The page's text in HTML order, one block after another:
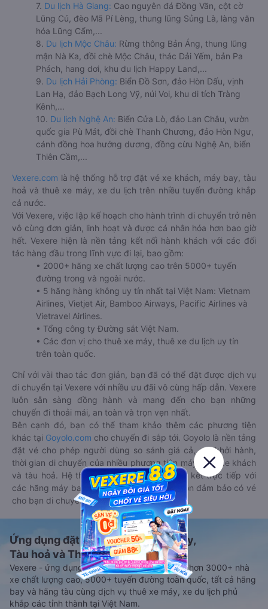
7. Du lịch Hà Giang: Cao nguyên đá Đồng Văn, cột cờ
Lũng Cú, đèo Mã Pí Lèng, thung lũng Sủng Là, làng văn
hóa Lũng Cẩm,...
8. Du lịch Mộc Châu: Rừng thông Bản Áng, thung lũng
mận Nà Ka, đồi chè Mộc Châu, thác Dải Yếm, bản Pa
Phách, hang dơi, khu du lịch Happy Land,...
9. Du lịch Hải Phòng: Biển Đồ Sơn, đảo Hòn Dấu, vịnh
Lan Hạ, đảo Bạch Long Vỹ, núi Voi, khu di tích Tràng
Kênh,...
10. Du lịch Nghệ An: Biển Cửa Lò, đảo Lan Châu, vườn
quốc gia Pù Mát, đồi chè Thanh Chương, đảo Hòn Ngư,
cánh đồng hoa hướng dương, đồng cừu Nghệ An, biển
Thiên Cầm,...
Vexere.com là hệ thống hỗ trợ đặt vé xe khách, máy bay, tàu
hoả và thuê xe máy, xe du lịch trên nhiều tuyến đường khắp
cả nước.
Với Vexere, việc lập kế hoạch cho hành trình di chuyển trở nên
vô cùng đơn giản, linh hoạt và được cá nhân hóa hơn bao giờ
hết. Vexere hiện là nền tảng kết nối hành khách với các đối
tác hàng đầu trong lĩnh vực đi lại, bao gồm:
• 2000+ hãng xe chất lượng cao trên 5000+ tuyến
đường trong và ngoài nước.
• 5 hãng hàng không uy tín nhất tại Việt Nam: Vietnam
Airlines, Vietjet Air, Bamboo Airways, Pacific Airlines và
Vietravel Airlines.
• Tổng công ty Đường sắt Việt Nam.
• Các đơn vị cho thuê xe máy, thuê xe du lịch uy tín
trên toàn quốc.
Chỉ với vài thao tác đơn giản, bạn đã có thể đặt được dịch vụ
di chuyển tại Vexere với nhiều ưu đãi vô cùng hấp dẫn. Vexere
luôn sẵn sàng đồng hành và mang đến cho bạn những
chuyến đi thoải mái, an toàn và trọn vẹn nhất.
Bên cạnh đó, bạn có thể tham khảo thêm các phương tiện
khác tại Goyolo.com cho chuyến đi sắp tới. Goyolo là nền tảng
đặt vé cho phép người dùng so sánh giá cả, giờ khởi hành,
thời gian di chuyển của nhiều phương tiện máy bay, xe khách
và tàu hoả. Hệ thống của Goyolo được liên kết trực tiếp với
các hãng máy bay, xe khách và tàu hoả, luôn đảm bảo có vé
cho bạn di chuyển.
Ứng dụng đặt vé Xe khách, Máy bay,
Tàu hoả và Thuê xe
Vexere - ứng dụng đặt vé đa phương tiện với hơn 3000+ nhà
xe chất lượng cao, 5000+ tuyến đường toàn quốc, tất cả hãng
bay và hãng tàu cùng dịch vụ thuê xe máy, xe du lịch phủ
khắp các tỉnh thành tại Việt Nam.